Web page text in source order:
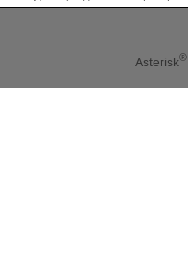
Asterisk®